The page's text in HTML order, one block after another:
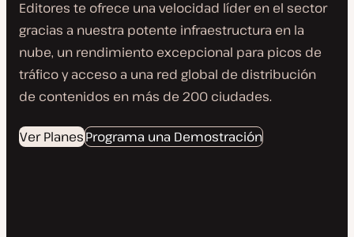
Editores te ofrece una velocidad líder en el sector
gracias a nuestra potente infraestructura en la
nube, un rendimiento excepcional para picos de
tráfico y acceso a una red global de distribución
de contenidos en más de 200 ciudades.
Ver PlanesPrograma una Demostración